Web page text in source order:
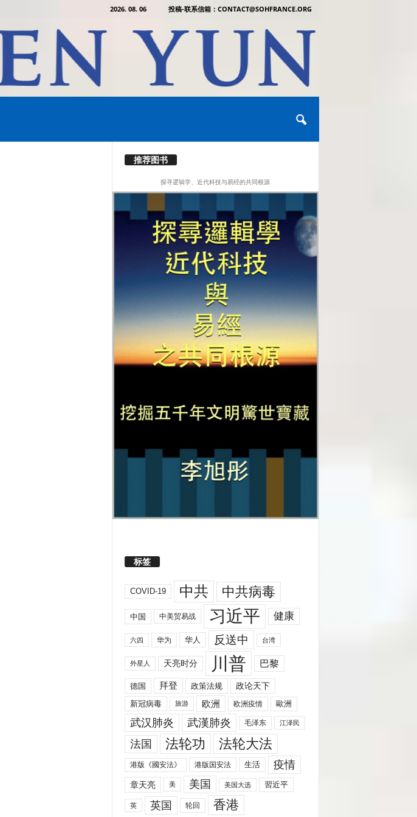
2026. 08. 06 投稿-联系信箱：CONTACT@SOHFRANCE.ORG
推荐图书
探寻逻辑学、近代科技与易经的共同根源
标签
COVID-19 中共 中共病毒
中国 中美贸易战 习近平 健康
六四 华为 华人 反送中 台湾
外星人 天亮时分 川普 巴黎
德国 拜登 政策法规
政论天下
新冠病毒
旅游 欧洲 欧洲疫情 歐洲
武汉肺炎 武漢肺炎 毛泽东 江泽民
法国 法轮功 法轮大法
港版《國安法》 港版国安法 生活 疫情
章天亮 美 美国 美国大选 習近平
英 英国 轮回 香港